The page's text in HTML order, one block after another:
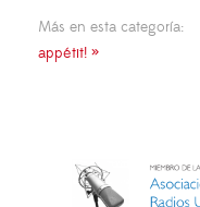
Más en esta categoría:
appétit! »